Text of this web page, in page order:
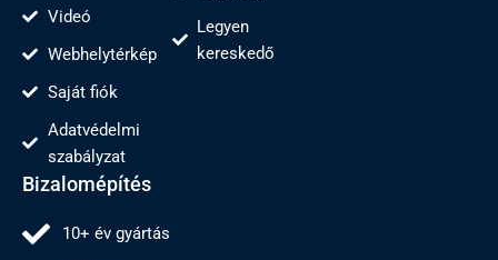
Videó
Webhelytérkép
Saját fiók
Adatvédelmi
szabályzat
Legyen
kereskedő
Bizalomépítés
10+ év gyártás